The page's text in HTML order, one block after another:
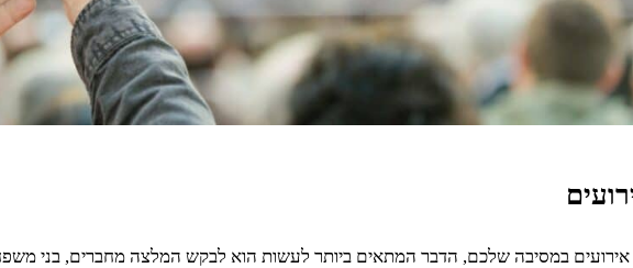
אירועים במסיבה שלכם, הדבר המתאים ביותר לעשות הוא לבקש המלצה מחברים, בני